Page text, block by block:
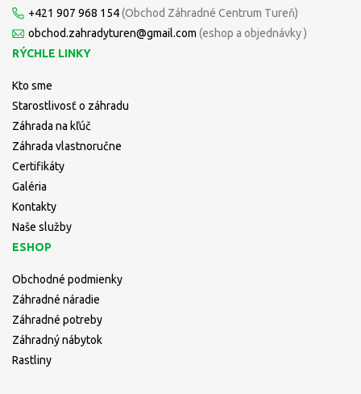
+421 907 968 154(Obchod Záhradné Centrum Tureň)
obchod.zahradyturen@gmail.com (eshop a objednávky )
RÝCHLE LINKY
Kto sme
Starostlivosť o záhradu
Záhrada na kľúč
Záhrada vlastnoručne
Certifikáty
Galéria
Kontakty
Naše služby
ESHOP
Obchodné podmienky
Záhradné náradie
Záhradné potreby
Záhradný nábytok
Rastliny